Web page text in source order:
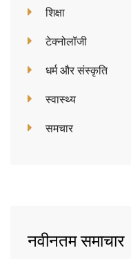
शिक्षा
टेक्नोलॉजी
धर्म और संस्कृति
स्वास्थ्य
समचार
नवीनतम समाचार